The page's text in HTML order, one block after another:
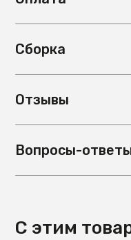
26 см. Вес – 1,6 кг.
коллекцию Manz
Сборка
Отзывы
Вопросы-
С этим